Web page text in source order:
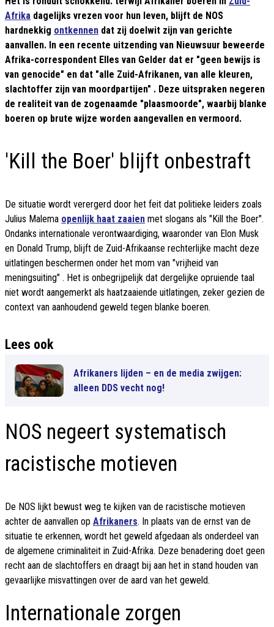
Afrika dagelijks vrezen voor hun leven, blijft de NOS
hardnekkig ontkennen dat zij doelwit zijn van gerichte
aanvallen. In een recente uitzending van Nieuwsuur beweerde
Afrika-correspondent Elles van Gelder dat er "geen bewijs is
van genocide" en dat "alle Zuid-Afrikanen, van alle kleuren,
slachtoffer zijn van moordpartijen" . Deze uitspraken negeren
de realiteit van de zogenaamde "plaasmoorde", waarbij blanke
boeren op brute wijze worden aangevallen en vermoord.
'Kill the Boer' blijft onbestraft
De situatie wordt verergerd door het feit dat politieke leiders zoals
Julius Malema openlijk haat zaaien met slogans als "Kill the Boer".
Ondanks internationale verontwaardiging, waaronder van Elon Musk
en Donald Trump, blijft de Zuid-Afrikaanse rechterlijke macht deze
uitlatingen beschermen onder het mom van "vrijheid van
meningsuiting" . Het is onbegrijpelijk dat dergelijke opruiende taal
niet wordt aangemerkt als haatzaaiende uitlatingen, zeker gezien de
context van aanhoudend geweld tegen blanke boeren.
Lees ook
Afrikaners lijden – en de media zwijgen:
alleen DDS vecht nog!
NOS negeert systematisch
racistische motieven
De NOS lijkt bewust weg te kijken van de racistische motieven
achter de aanvallen op Afrikaners. In plaats van de ernst van de
situatie te erkennen, wordt het geweld afgedaan als onderdeel van
de algemene criminaliteit in Zuid-Afrika. Deze benadering doet geen
recht aan de slachtoffers en draagt bij aan het in stand houden van
gevaarlijke misvattingen over de aard van het geweld.
Internationale zorgen